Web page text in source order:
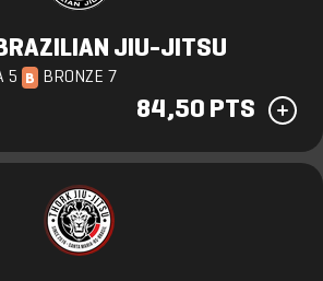
JIU-JITSU
5 B BRONZE 7
84,50 PTS